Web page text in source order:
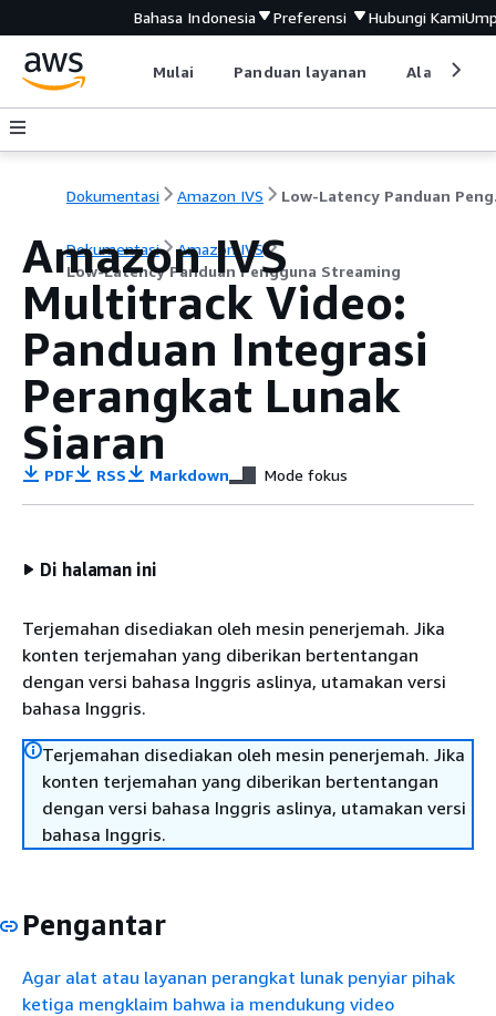
Bahasa Indonesia Preferensi Hubungi Kami
Mulai Panduan layanan Alat
Dokumentasi Amazon IVS
Dokumentasi
Amazon IVS
Low-Latency Panduan Pengguna Streaming
Amazon IVS
Multitrack Video:
Panduan Integrasi
Perangkat Lunak
Siaran
PDF RSS Markdown Mode fokus
Di halaman ini
Terjemahan disediakan oleh mesin penerjemah. Jika
konten terjemahan yang diberikan bertentangan
dengan versi bahasa Inggris aslinya, utamakan versi
bahasa Inggris.
Terjemahan disediakan oleh mesin penerjemah. Jika
konten terjemahan yang diberikan bertentangan
dengan versi bahasa Inggris aslinya, utamakan versi
bahasa Inggris.
Pengantar
Agar alat atau layanan perangkat lunak penyiar pihak
ketiga mengklaim bahwa ia mendukung video